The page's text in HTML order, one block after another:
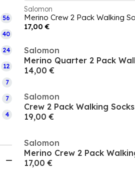
56
40
24
12
7
7
4
Salomon
Merino Crew 2 Pack Walking
17,00 €
Salomon
14,00 €
Salomon
Crew 2 Pack Walking
19,00 €
Salomon
Merino Crew 2 Pack
17,00 €